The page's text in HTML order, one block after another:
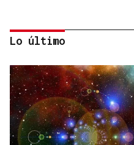
Lalo
O
Lo último